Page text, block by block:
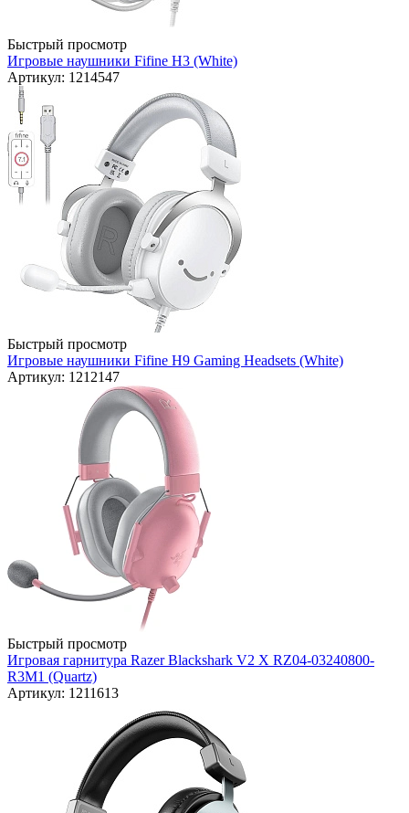
Быстрый просмотр
Игровые наушники Fifine H3 (White)
Артикул: 1214547
Быстрый просмотр
Игровые наушники Fifine H9 Gaming Headsets (White)
Артикул: 1212147
Быстрый просмотр
Игровая гарнитура Razer Blackshark V2 X RZ04-03240800-
R3M1 (Quartz)
Артикул: 1211613